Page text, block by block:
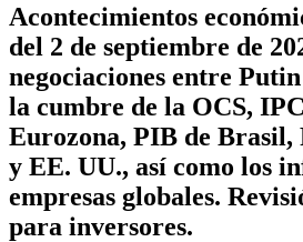
Acontecimientos
del 2 de septiembre de
negociaciones entre
la cumbre de la OCS,
Eurozona, PIB de Brasil,
y EE. UU., así como los
empresas globales.
para inversores.